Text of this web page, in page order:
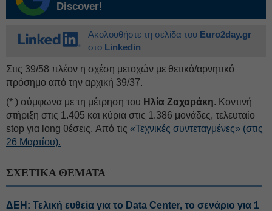
Discover!
Ακολουθήστε τη σελίδα του Euro2day.gr
στο Linkedin
Στις 39/58 πλέον η σχέση μετοχών με θετικό/αρνητικό
πρόσημο από την αρχική 39/37.
(* ) σύμφωνα με τη μέτρηση του Ηλία Ζαχαράκη. Κοντινή
στήριξη στις 1.405 και κύρια στις 1.386 μονάδες, τελευταίο
stop για long θέσεις. Από τις «Τεχνικές συντεταγμένες» (στις
26 Μαρτίου).
ΣΧΕΤΙΚΑ ΘΕΜΑΤΑ
ΔΕΗ: Τελική ευθεία για το Data Center, το σενάριο για 1